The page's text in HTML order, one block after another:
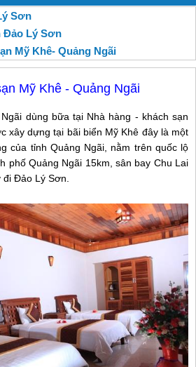
Sơn
Đảo Lý Sơn
Mỹ Khê- Quảng Ngãi
Mỹ Khê - Quảng Ngãi
dùng bữa tại Nhà hàng - khách sạn
xây dựng tại bãi biển Mỹ Khê đây là một
của tỉnh Quảng Ngãi, nằm trên quốc lộ
phố Quảng Ngãi 15km, sân bay Chu Lai
Đảo Lý Sơn.